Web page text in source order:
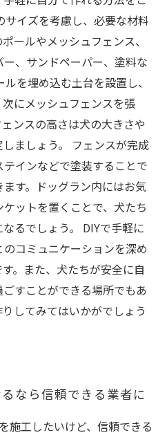
サイズを考慮し、必要な材料
ールやメッシュフェンス、
、サンドペーパー、塗料な
を埋め込む土台を設置し、
にメッシュフェンスを張
ンスの高さは犬の大きさや
ましょう。 フェンスが完成
インなどで塗装することで
す。ドッグラン内にはお気
ットを置くことで、犬たち
るでしょう。 DIYで手軽に
コミュニケーションを深め
。また、犬たちが安全に自
すことができる場所でもあ
してみてはいかがでしょう
なら信頼できる業者に
施工したいけど、信頼できる